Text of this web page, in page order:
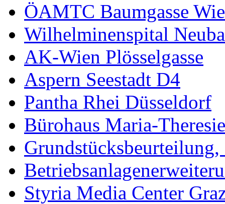
ÖAMTC Baumgasse
Wilhelminenspital
AK-Wien Plösselgasse
Aspern Seestadt D4
Pantha Rhei Düsseldorf
Bürohaus Maria-
Styria Media Center